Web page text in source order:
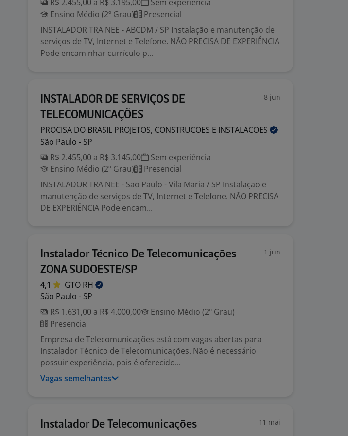
R$ 2.455,00 a R$ 3.195,00
Sem experiência
Ensino Médio (2º Grau)
Presencial
INSTALADOR TRAINEE - ABCDM / SP Instalação e manutenção de
serviços de TV, Internet e Telefone. NÃO PRECISA DE EXPERIÊNCIA
Pode encaminhar currículo p...
INSTALADOR DE SERVIÇOS DE
TELECOMUNICAÇÕES
8 jun
PROCISA DO BRASIL PROJETOS, CONSTRUCOES E INSTALACOES
São Paulo - SP
R$ 2.455,00 a R$ 3.145,00
Sem experiência
Ensino Médio (2º Grau)
Presencial
INSTALADOR TRAINEE - São Paulo - Vila Maria / SP Instalação e
manutenção de serviços de TV, Internet e Telefone. NÃO PRECISA
DE EXPERIÊNCIA Pode encam...
Instalador Técnico De Telecomunicações -
ZONA SUDOESTE/SP
1 jun
4,1 GTO RH
São Paulo - SP
R$ 1.631,00 a R$ 4.000,00
Ensino Médio (2º Grau)
Presencial
Empresa de Telecomunicações está com vagas abertas para
Instalador Técnico de Telecomunicações. Não é necessário
possuir experiência, pois é oferecido...
Vagas semelhantes
Instalador De Telecomunicações 11 mai